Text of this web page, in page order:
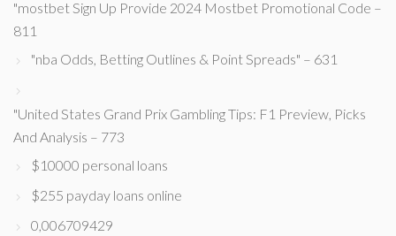
"mostbet Sign Up Provide 2024 Mostbet Promotional Code –
811
"nba Odds, Betting Outlines & Point Spreads" – 631
"United States Grand Prix Gambling Tips: F1 Preview, Picks
And Analysis – 773
$10000 personal loans
$255 payday loans online
0,006709429